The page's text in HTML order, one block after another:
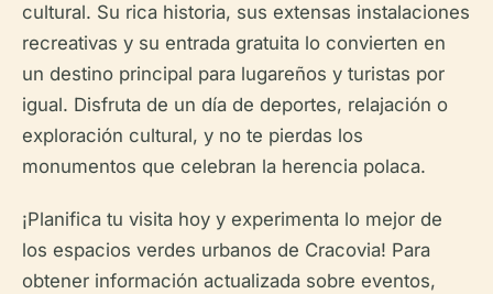
cultural. Su rica historia, sus extensas instalaciones
recreativas y su entrada gratuita lo convierten en
un destino principal para lugareños y turistas por
igual. Disfruta de un día de deportes, relajación o
exploración cultural, y no te pierdas los
monumentos que celebran la herencia polaca.
¡Planifica tu visita hoy y experimenta lo mejor de
los espacios verdes urbanos de Cracovia! Para
obtener información actualizada sobre eventos,